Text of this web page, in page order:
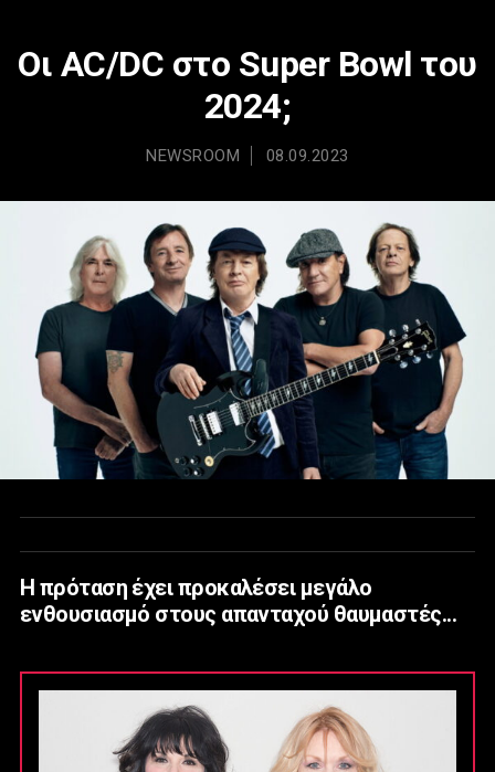
Οι AC/DC στο Super Bowl του
2024;
NEWSROOM 08.09.2023
Η πρόταση έχει προκαλέσει μεγάλο
ενθουσιασμό στους απανταχού θαυμαστές...